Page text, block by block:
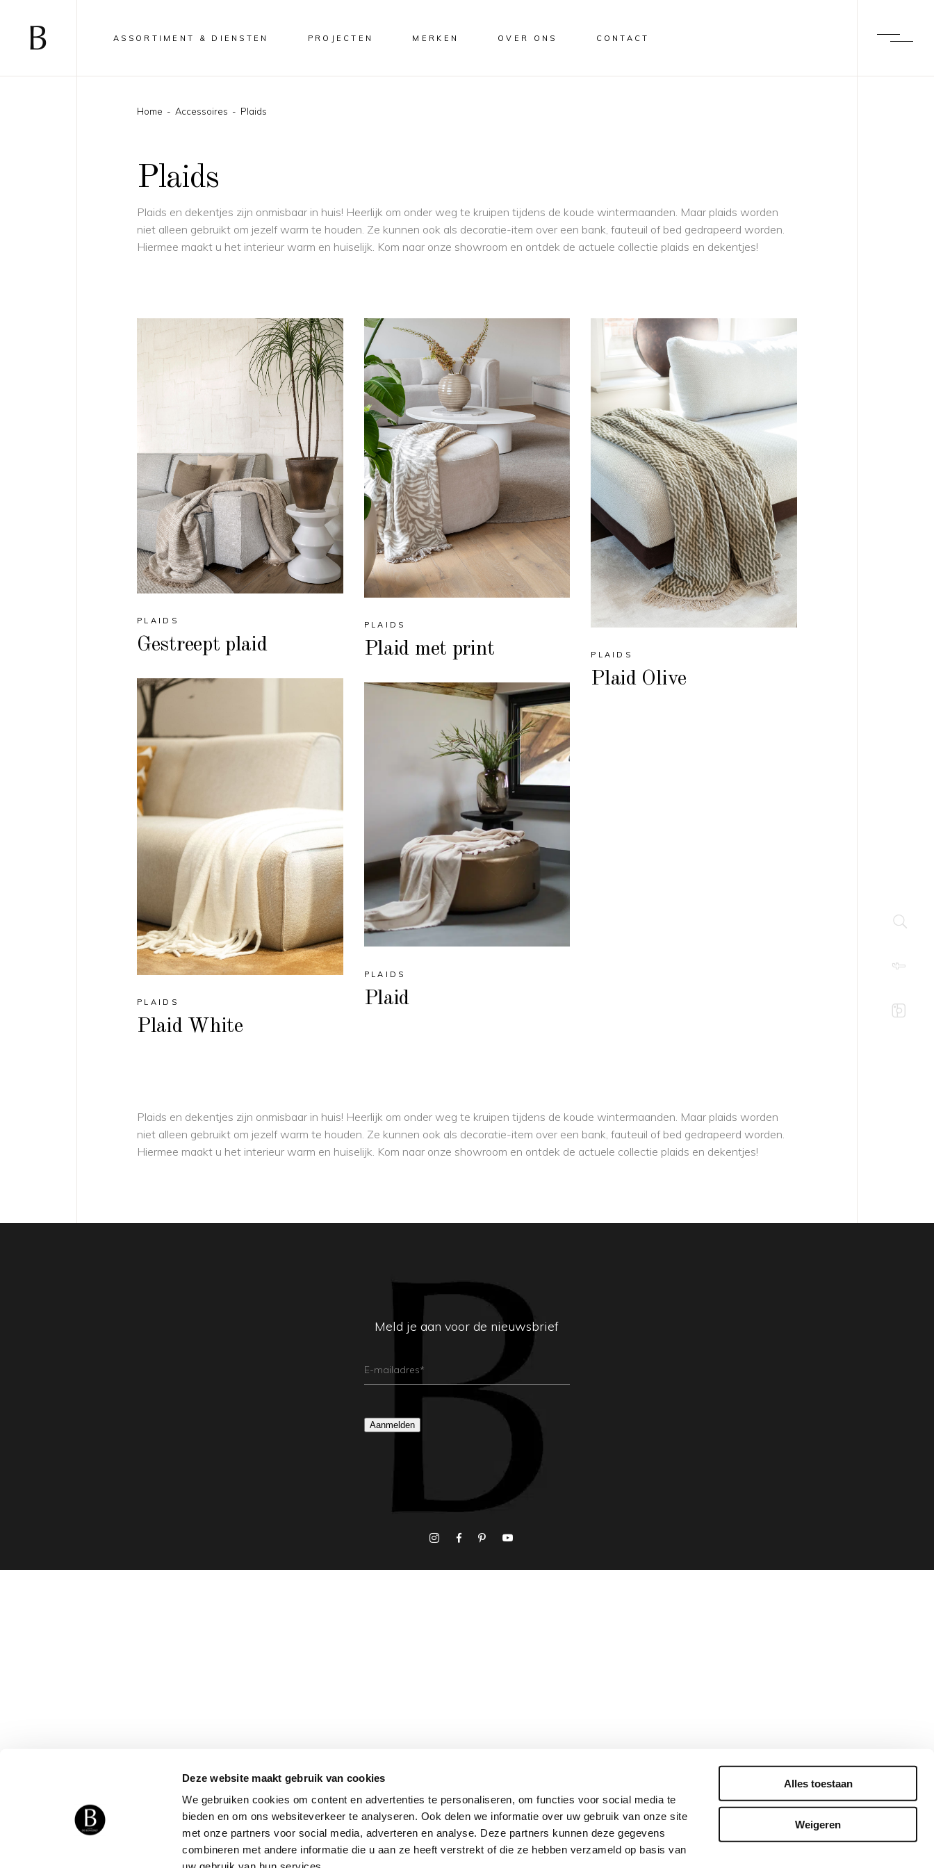
Deze website maakt gebruik van cookies
We gebruiken cookies om content en advertenties te personaliseren, om functies voor social media te
bieden en om ons websiteverkeer te analyseren. Ook delen we informatie over uw gebruik van onze site
met onze partners voor social media, adverteren en analyse. Deze partners kunnen deze gegevens
combineren met andere informatie die u aan ze heeft verstrekt of die ze hebben verzameld op basis van
Alles toestaan
Weigeren
ASSORTIMENT & DIENSTEN PROJECTEN MERKEN OVER ONS CONTACT
Home - Accessoires - Plaids
Plaids
Plaids en dekentjes zijn onmisbaar in huis! Heerlijk om onder weg te kruipen tijdens de koude wintermaanden. Maar plaids worden
niet alleen gebruikt om jezelf warm te houden. Ze kunnen ook als decoratie-item over een bank, fauteuil of bed gedrapeerd worden.
Hiermee maakt u het interieur warm en huiselijk. Kom naar onze showroom en ontdek de actuele collectie plaids en dekentjes!
PLAIDS
Gestreept plaid
PLAIDS
Plaid met print PLAIDS
Plaid Olive
PLAIDS
Plaid White
PLAIDS
Plaid
Plaids en dekentjes zijn onmisbaar in huis! Heerlijk om onder weg te kruipen tijdens de koude wintermaanden. Maar plaids worden
niet alleen gebruikt om jezelf warm te houden. Ze kunnen ook als decoratie-item over een bank, fauteuil of bed gedrapeerd worden.
Hiermee maakt u het interieur warm en huiselijk. Kom naar onze showroom en ontdek de actuele collectie plaids en dekentjes!
Meld je aan voor de nieuwsbrief
Aanmelden